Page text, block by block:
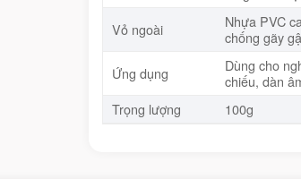
Vỏ ngoài
Nhựa PVC
chống gãy
Ứng dụng
Dùng cho
chiếu, dàn
Trọng lượng
100g